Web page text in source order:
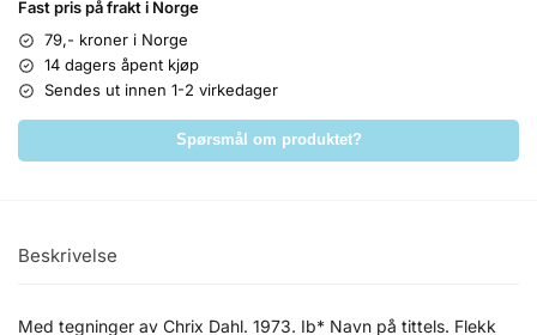
Fast pris på frakt i Norge
79,- kroner i Norge
14 dagers åpent kjøp
Sendes ut innen 1-2 virkedager
Spørsmål om produktet?
Beskrivelse
Med tegninger av Chrix Dahl. 1973. Ib* Navn på tittels. Flekk